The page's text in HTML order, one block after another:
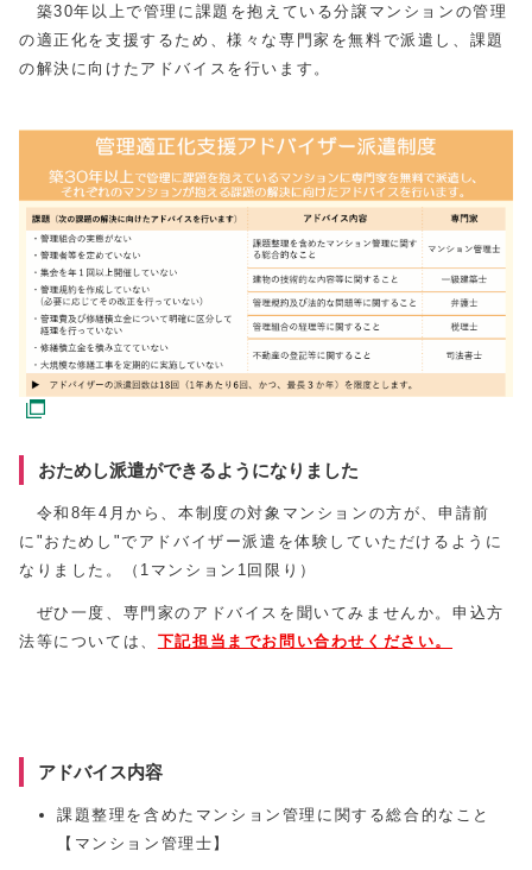
築30年以上で管理に課題を抱えている分譲マンションの管理
の適正化を支援するため、様々な専門家を無料で派遣し、課題
の解決に向けたアドバイスを行います。
おためし派遣ができるようになりました
令和8年4月から、本制度の対象マンションの方が、申請前
に"おためし"でアドバイザー派遣を体験していただけるように
なりました。（1マンション1回限り）
ぜひ一度、専門家のアドバイスを聞いてみませんか。申込方
法等については、 下記担当 までお問い合わせください。
アドバイス内容
課題整理を含めたマンション管理に関する総合的なこと
【マンション管理士】